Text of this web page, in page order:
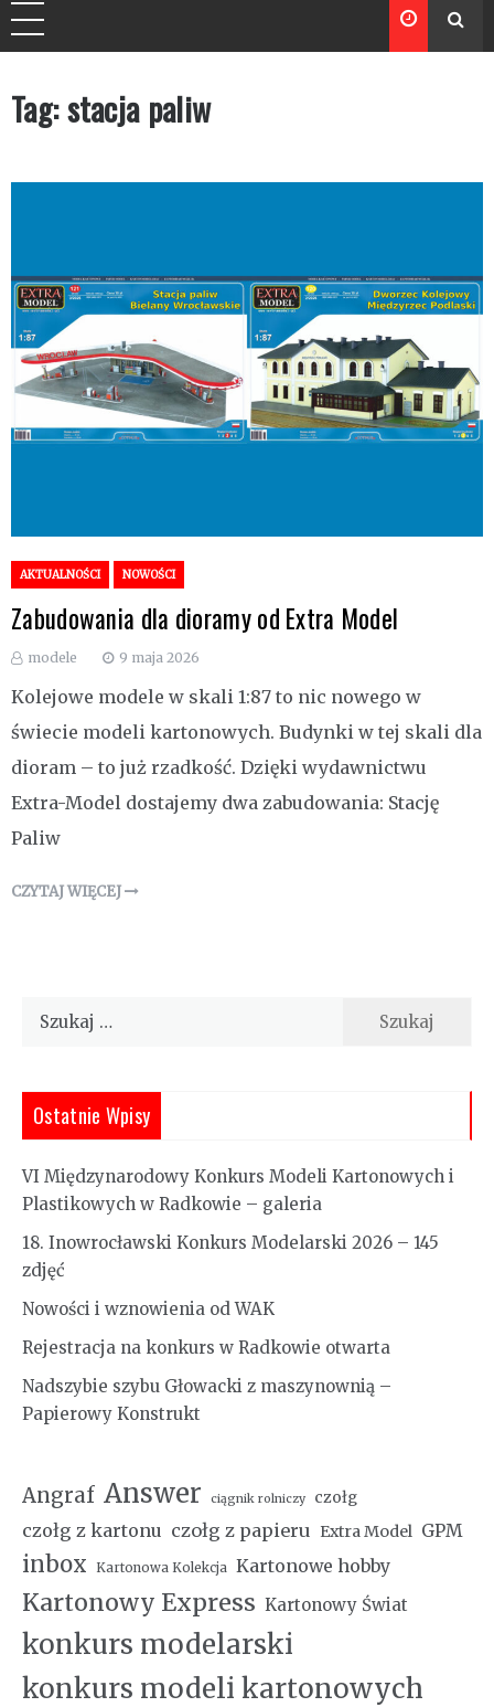
Tag:stacja paliw
AKTUALNOŚCI NOWOŚCI
Zabudowania dla dioramy od Extra Model
modele 9 maja 2026
Kolejowe modele w skali 1:87 to nic nowego w
świecie modeli kartonowych. Budynki w tej skali dla
dioram – to już rzadkość. Dzięki wydawnictwu
Extra-Model dostajemy dwa zabudowania: Stację
Paliw
CZYTAJ WIĘCEJ
Szukaj:
Ostatnie Wpisy
VI Międzynarodowy Konkurs Modeli Kartonowych i
Plastikowych w Radkowie – galeria
18. Inowrocławski Konkurs Modelarski 2026 – 145
zdjęć
Nowości i wznowienia od WAK
Rejestracja na konkurs w Radkowie otwarta
Nadszybie szybu Głowacki z maszynownią –
Papierowy Konstrukt
Angraf Answer ciągnik rolniczy czołg
czołg z kartonu czołg z papieru Extra Model GPM
inbox Kartonowa Kolekcja Kartonowe hobby
Kartonowy Express Kartonowy Świat
konkurs modelarski
konkurs modeli kartonowych